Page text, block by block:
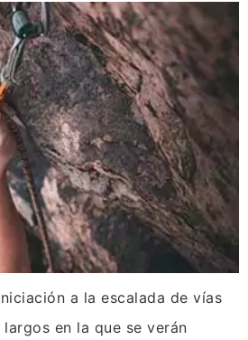
a la escalada de vías
en la que se verán